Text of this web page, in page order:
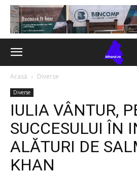
Acasă Diverse
Diverse
IULIA VÂNTUR,
SUCCESULUI ÎN
ALĂTURI DE
KHAN